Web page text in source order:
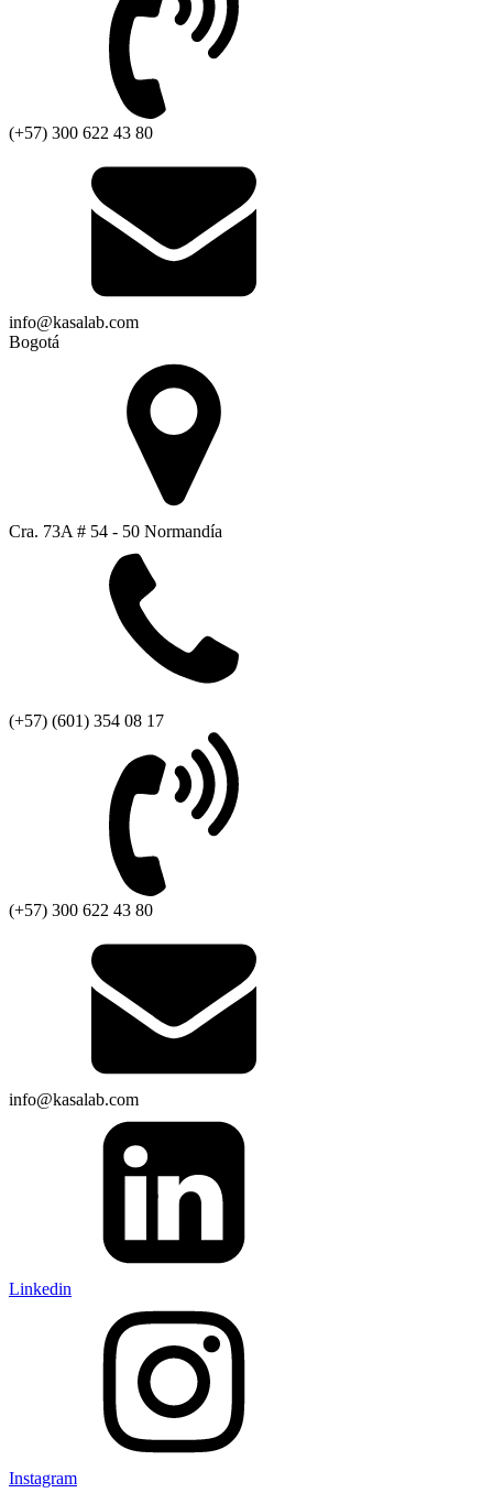
(+57) 300 622 43 80
info@kasalab.com
Bogotá
Cra. 73A # 54 - 50 Normandía
(+57) (601) 354 08 17
(+57) 300 622 43 80
info@kasalab.com
Linkedin
Instagram